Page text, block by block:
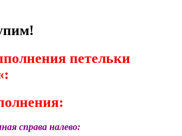
петельки
справа налево: